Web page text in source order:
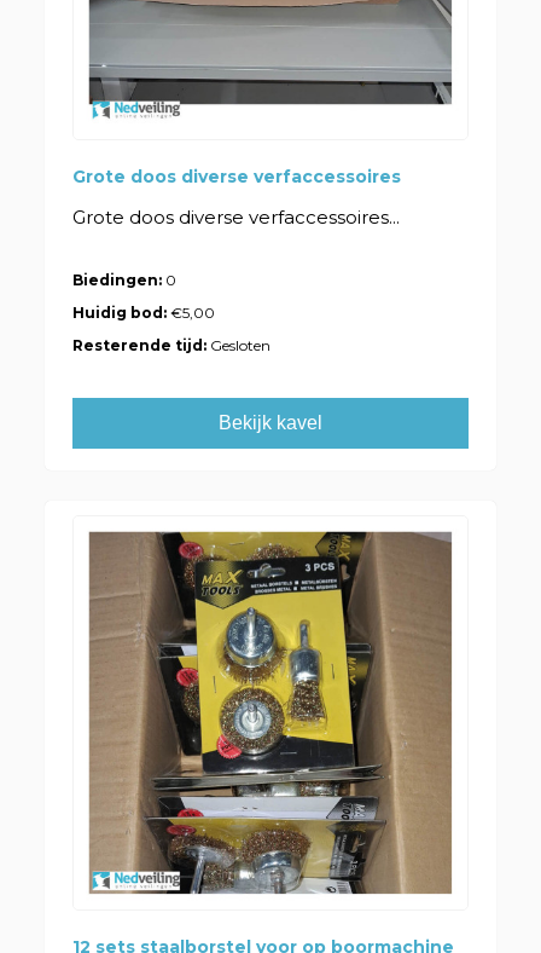
Grote doos diverse verfaccessoires
Grote doos diverse verfaccessoires...
Biedingen: 0
Huidig bod:€5,00
Resterende tijd: Gesloten
Bekijk kavel
12 sets staalborstel voor op boormachine